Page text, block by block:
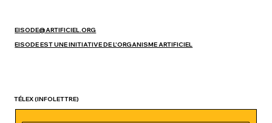
TÉLEX(INFOLETTRE)
EISODE@ARTIFICIEL.ORG
EISODE EST UNE INITIATIVE DE L'ORGANISME ARTIFICIEL